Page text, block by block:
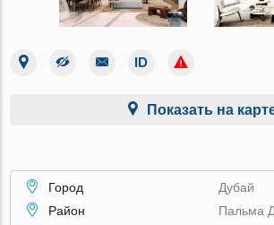
Показать на
Город
Дубай
Район
Пальма